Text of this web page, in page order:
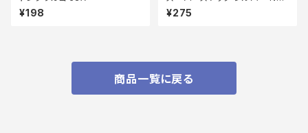
¥198
0
¥275
商品一覧に戻る